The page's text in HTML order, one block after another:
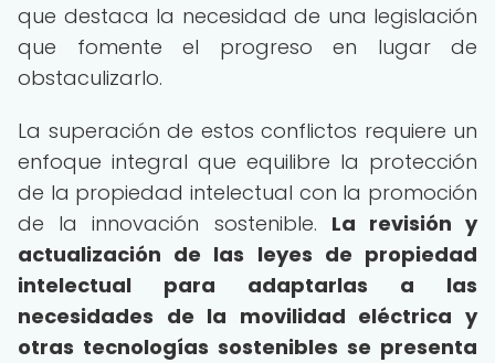
que destaca la necesidad de una legislación
que fomente el progreso en lugar de
obstaculizarlo.
La superación de estos conflictos requiere un
enfoque integral que equilibre la protección
de la propiedad intelectual con la promoción
de la innovación sostenible. La revisión y
actualización de las leyes de propiedad
intelectual para adaptarlas a las
necesidades de la movilidad eléctrica y
otras tecnologías sostenibles se presenta